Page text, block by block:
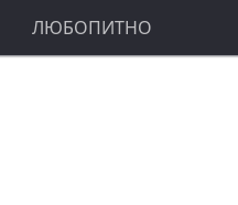
ЛЮБОПИТНО